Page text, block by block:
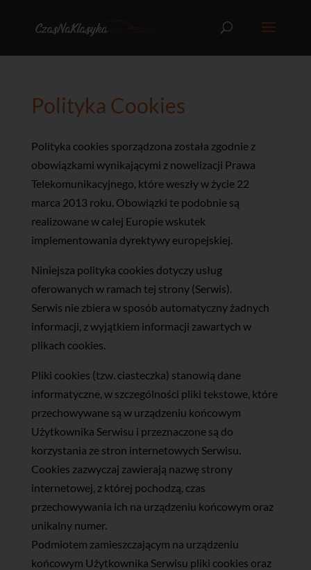
Polityka Cookies
Polityka cookies sporządzona została zgodnie z
obowiązkami wynikającymi z nowelizacji Prawa
Telekomunikacyjnego, które weszły w życie 22
marca 2013 roku. Obowiązki te podobnie są
realizowane w całej Europie wskutek
implementowania dyrektywy europejskiej.
Niniejsza polityka cookies dotyczy usług
oferowanych w ramach tej strony (Serwis).
Serwis nie zbiera w sposób automatyczny żadnych
informacji, z wyjątkiem informacji zawartych w
plikach cookies.
Pliki cookies (tzw. ciasteczka) stanowią dane
informatyczne, w szczególności pliki tekstowe, które
przechowywane są w urządzeniu końcowym
Użytkownika Serwisu i przeznaczone są do
korzystania ze stron internetowych Serwisu.
Cookies zazwyczaj zawierają nazwę strony
internetowej, z której pochodzą, czas
przechowywania ich na urządzeniu końcowym oraz
unikalny numer.
Podmiotem zamieszczającym na urządzeniu
końcowym Użytkownika Serwisu pliki cookies oraz